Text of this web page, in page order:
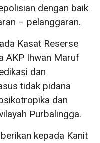
dengan baik
– pelanggaran.
Kasat Reserse
AKP Ihwan Maruf
dan
tidak pidana
dan
Purbalingga.
kepada Kanit